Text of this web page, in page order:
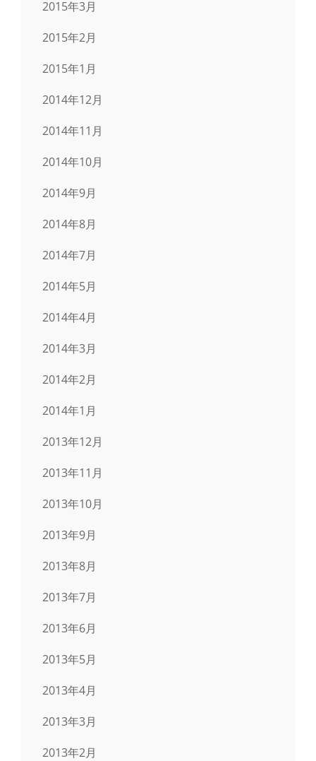
2015年3月
2015年2月
2015年1月
2014年12月
2014年11月
2014年10月
2014年9月
2014年8月
2014年7月
2014年5月
2014年4月
2014年3月
2014年2月
2014年1月
2013年12月
2013年11月
2013年10月
2013年9月
2013年8月
2013年7月
2013年6月
2013年5月
2013年4月
2013年3月
2013年2月